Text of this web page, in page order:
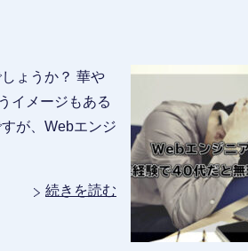
ょうか？ 華や
イメージもある
が、Webエンジ
続きを読む